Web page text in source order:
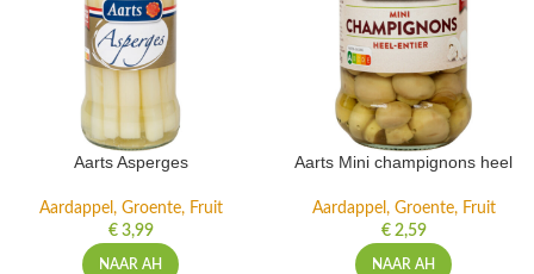
Aarts Asperges
Aardappel, Groente, Fruit
€3,99
NAAR AH
Aarts Mini champignons heel
Aardappel, Groente, Fruit
€2,59
NAAR AH